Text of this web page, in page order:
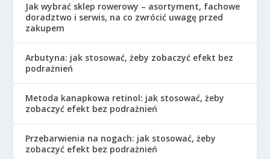
Jak wybrać sklep rowerowy – asortyment, fachowe
doradztwo i serwis, na co zwrócić uwagę przed
zakupem
Arbutyna: jak stosować, żeby zobaczyć efekt bez
podrażnień
Metoda kanapkowa retinol: jak stosować, żeby
zobaczyć efekt bez podrażnień
Przebarwienia na nogach: jak stosować, żeby
zobaczyć efekt bez podrażnień